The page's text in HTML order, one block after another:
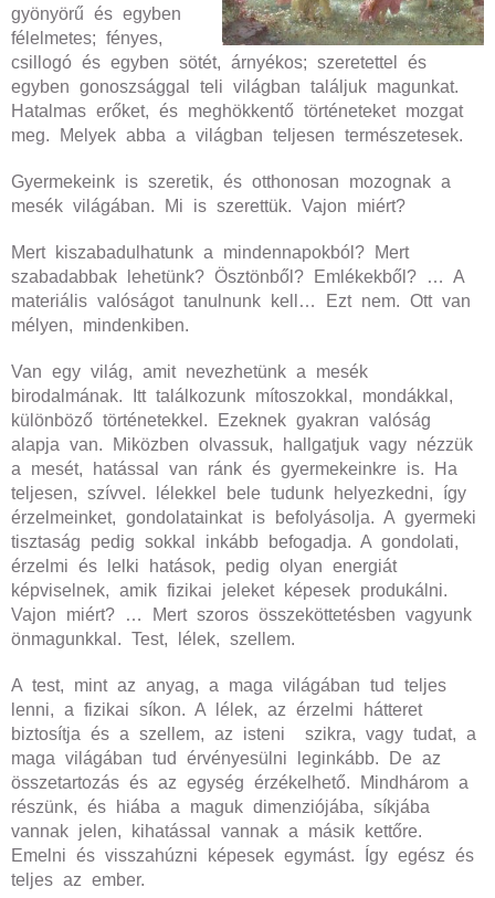
gyönyörű és egyben
félelmetes; fényes,
csillogó és egyben sötét, árnyékos; szeretettel és
egyben gonoszsággal teli világban találjuk magunkat.
Hatalmas erőket, és meghökkentő történeteket mozgat
meg. Melyek abba a világban teljesen természetesek.
Gyermekeink is szeretik, és otthonosan mozognak a
mesék világában. Mi is szerettük. Vajon miért?
Mert kiszabadulhatunk a mindennapokból? Mert
szabadabbak lehetünk? Ösztönből? Emlékekből? … A
materiális valóságot tanulnunk kell… Ezt nem. Ott van
mélyen, mindenkiben.
Van egy világ, amit nevezhetünk a mesék
birodalmának. Itt találkozunk mítoszokkal, mondákkal,
különböző történetekkel. Ezeknek gyakran valóság
alapja van. Miközben olvassuk, hallgatjuk vagy nézzük
a mesét, hatással van ránk és gyermekeinkre is. Ha
teljesen, szívvel. lélekkel bele tudunk helyezkedni, így
érzelmeinket, gondolatainkat is befolyásolja. A gyermeki
tisztaság pedig sokkal inkább befogadja. A gondolati,
érzelmi és lelki hatások, pedig olyan energiát
képviselnek, amik fizikai jeleket képesek produkálni.
Vajon miért? … Mert szoros összeköttetésben vagyunk
önmagunkkal. Test, lélek, szellem.
A test, mint az anyag, a maga világában tud teljes
lenni, a fizikai síkon. A lélek, az érzelmi hátteret
biztosítja és a szellem, az isteni szikra, vagy tudat, a
maga világában tud érvényesülni leginkább. De az
összetartozás és az egység érzékelhető. Mindhárom a
részünk, és hiába a maguk dimenziójába, síkjába
vannak jelen, kihatással vannak a másik kettőre.
Emelni és visszahúzni képesek egymást. Így egész és
teljes az ember.